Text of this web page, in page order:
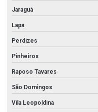
Jaraguá
Lapa
Perdizes
Pinheiros
Raposo Tavares
São Domingos
Vila Leopoldina